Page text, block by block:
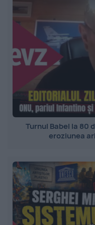
Turnul Babel la 80
eroziunea